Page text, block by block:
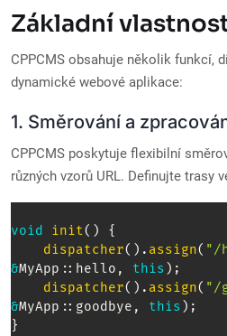
Základní
CPPCMS obsahuje několik funkcí,
dynamické webové aplikace:
1. Směrování a
CPPCMS poskytuje flexibilní
různých vzorů URL. Definujte trasy
void init( )
{
dispatcher( ) . assign( "/
&MyApp :: hello , this ) ;
dispatcher( ) . assign( "/
&MyApp :: goodbye , this ) ;
}